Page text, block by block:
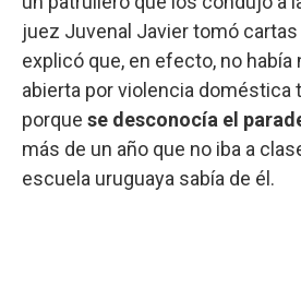
juez Juvenal Javier tomó
explicó que, en efecto, no había
abierta por violencia doméstica
porque se desconocía el
más de un año que no iba a
escuela uruguaya sabía de él.